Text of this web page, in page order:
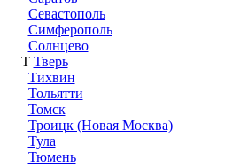
Севастополь
Симферополь
Солнцево
Т Тверь
Тихвин
Тольятти
Томск
Троицк (Новая Москва)
Тула
Тюмень